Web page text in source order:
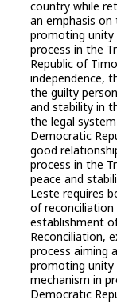
country while
an emphasis
promoting unity
process in the
Republic of
independence,
the guilty
and stability in
the legal
Democratic
good
process in the
peace and
Leste requires
of
establishment
Reconciliation,
process aiming
promoting unity
mechanism in
Democratic